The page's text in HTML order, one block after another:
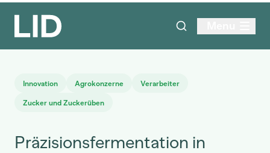
Innovation Agrokonzerne Verarbeiter
Zucker und Zuckerüben
Präzisionsfermentation in